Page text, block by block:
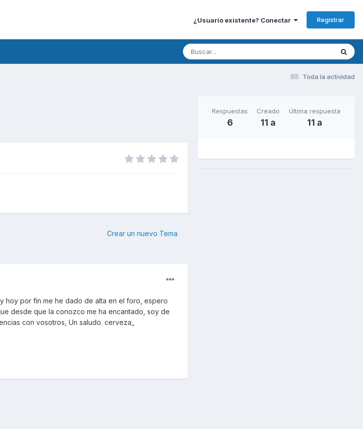
¿Usuario existente? Conectar Registrar
Toda la actividad
Crear un nuevo Tema
hoy por fin me he dado de alta en el foro, espero
desde que la conozco me ha encantado, soy de
con vosotros, Un saludo. cerveza_
Respuestas
6
Creado
11 a
Última respuesta
11 a